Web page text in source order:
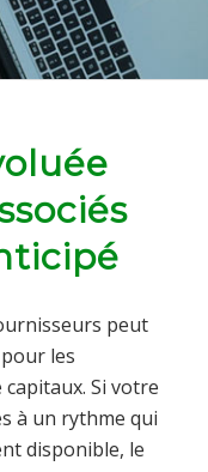
peut
les
Si votre
à un rythme qui
disponible, le